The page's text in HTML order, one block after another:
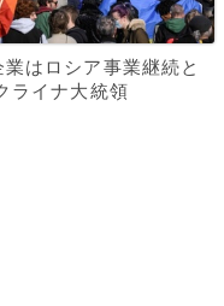
業はロシア事業継続と
ライナ大統領